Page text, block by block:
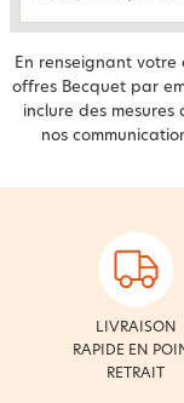
En renseignant votre
offres Becquet par
inclure des mesures
nos
LIVRAISON
RAPIDE EN
RETRAIT